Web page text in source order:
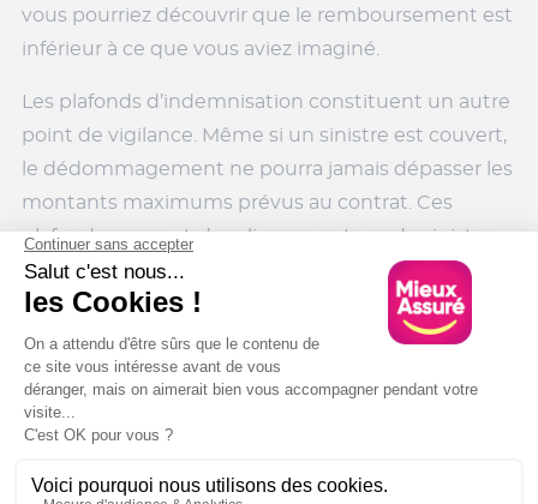
vous pourriez découvrir que le remboursement est
inférieur à ce que vous aviez imaginé.
Les plafonds d’indemnisation constituent un autre
point de vigilance. Même si un sinistre est couvert,
le dédommagement ne pourra jamais dépasser les
montants maximums prévus au contrat. Ces
plafonds peuvent s’appliquer par type de sinistre,
par catégorie de biens ou par année d’assurance.
Une mauvaise lecture de ces limites peut entraîner
une prise en charge partielle seulement,
notamment pour les biens de valeur.
Le manque d’actualisation du contrat